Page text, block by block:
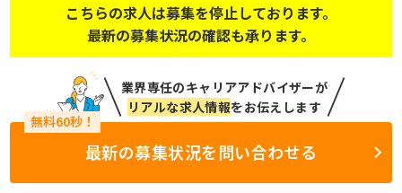
こちらの求人は募集を停止しております。
最新の募集状況の確認も承ります。
業界専任のキャリアアドバイザーが
リアルな求人情報をお伝えします
最新の募集状況を問い合わせる